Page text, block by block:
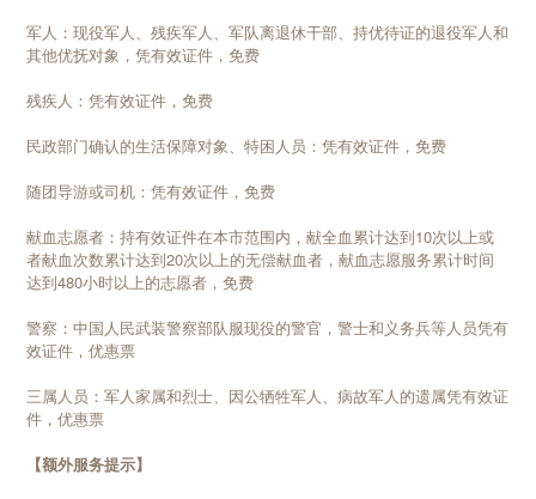
军人：现役军人、残疾军人、军队离退休干部、持优待证的退役军人和
其他优抚对象，凭有效证件，免费
残疾人：凭有效证件，免费
民政部门确认的生活保障对象、特困人员：凭有效证件，免费
随团导游或司机：凭有效证件，免费
献血志愿者：持有效证件在本市范围内，献全血累计达到10次以上或
者献血次数累计达到20次以上的无偿献血者，献血志愿服务累计时间
达到480小时以上的志愿者，免费
警察：中国人民武装警察部队服现役的警官，警士和义务兵等人员凭有
效证件，优惠票
三属人员：军人家属和烈士、因公牺牲军人、病故军人的遗属凭有效证
件，优惠票
【额外服务提示】